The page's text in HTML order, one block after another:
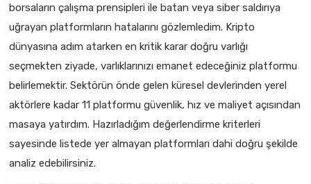
borsaların çalışma prensipleri ile batan veya siber saldırıya
uğrayan platformların hatalarını gözlemledim. Kripto
dünyasına adım atarken en kritik karar doğru varlığı
seçmekten ziyade, varlıklarınızı emanet edeceğiniz platformu
belirlemektir. Sektörün önde gelen küresel devlerinden yerel
aktörlere kadar 11 platformu güvenlik, hız ve maliyet açısından
masaya yatırdım. Hazırladığım değerlendirme kriterleri
sayesinde listede yer almayan platformları dahi doğru şekilde
analiz edebilirsiniz.